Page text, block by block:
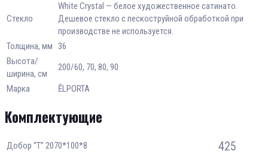
Стекло
White Сrystal — белое художественное сатинато.
Дешевое стекло с пескоструйной обработкой при
производстве не используется.
Толщина, мм 36
Высота/
ширина, см
200/60, 70, 80, 90
Марка
ĒLPORTA
Комплектующие
Добор “Т” 2070*100*8 425